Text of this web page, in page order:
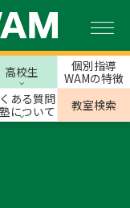
高校生
個別指導
WAMの特徴
ある質問
について
教室検索